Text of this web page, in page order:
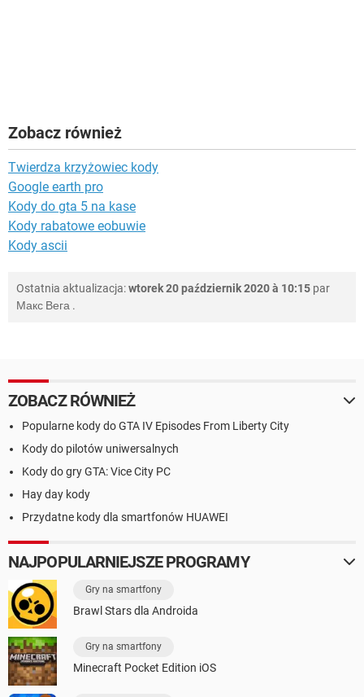
Zobacz również
Twierdza krzyżowiec kody
Google earth pro
Kody do gta 5 na kase
Kody rabatowe eobuwie
Kody ascii
Ostatnia aktualizacja:wtorek 20 październik 2020 à 10:15 par
Макс Вега .
ZOBACZ RÓWNIEŻ
Popularne kody do GTA IV Episodes From Liberty City
Kody do pilotów uniwersalnych
Kody do gry GTA: Vice City PC
Hay day kody
Przydatne kody dla smartfonów HUAWEI
NAJPOPULARNIEJSZE PROGRAMY
Gry na smartfony
Brawl Stars dla Androida
Gry na smartfony
Minecraft Pocket Edition iOS